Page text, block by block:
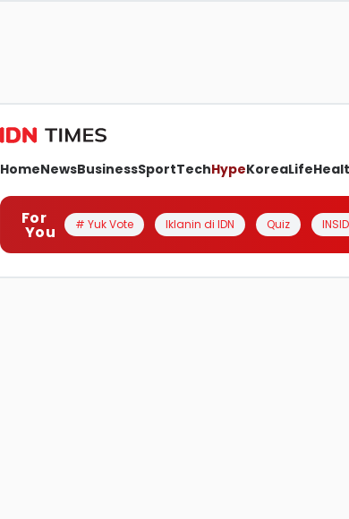
HomeNewsBusinessSportTechHypeKoreaLife
For
You # Yuk Vote Iklanin di IDN Quiz